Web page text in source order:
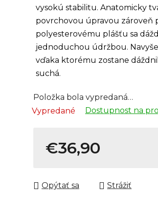
vysokú stabilitu. Anatomicky
povrchovou úpravou zároveň
polyesterovému plášťu sa
jednoduchou údržbou.
vďaka ktorému zostane
suchá.
Položka bola vypredaná…
Vypredané
Dostupnost na
€36,90
Opýtať sa Strážiť